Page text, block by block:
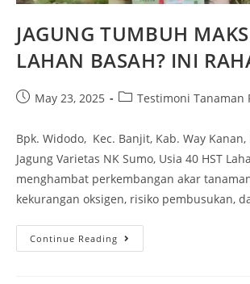
JAGUNG TUMBUH
LAHAN BASAH? INI
May 23, 2025 Testimoni Tanaman
Bpk. Widodo, Kec. Banjit, Kab. Way Kanan,
Jagung Varietas NK Sumo, Usia 40 HST
menghambat perkembangan akar
kekurangan oksigen, risiko pembusukan,
Continue Reading